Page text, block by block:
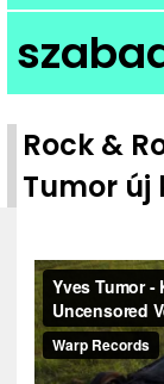
Rock &
Tumor új